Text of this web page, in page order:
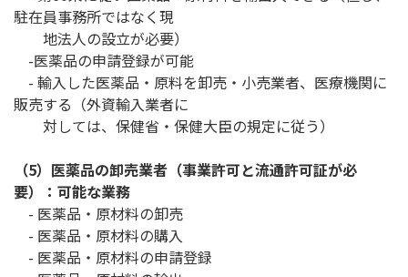
駐在員事務所ではなく現
地法人の設立が必要）
-医薬品の申請登録が可能
- 輸入した医薬品・原料を卸売・小売業者、医療機関に
販売する（外資輸入業者に
対しては、保健省・保健大臣の規定に従う）
（5）医薬品の卸売業者（事業許可と流通許可証が必
要）：可能な業務
- 医薬品・原材料の卸売
- 医薬品・原材料の購入
- 医薬品・原材料の申請登録